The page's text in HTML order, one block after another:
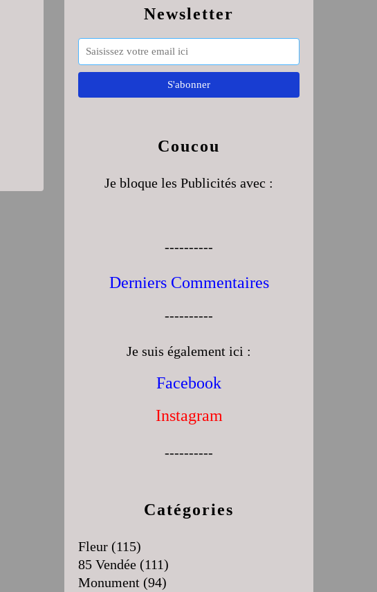
Newsletter
Catégories
Fleur (115)
85 Vendée (111)
Monument (94)
Coucou
Je bloque les Publicités avec :
----------
Derniers Commentaires
----------
Je suis également ici :
Facebook
Instagram
----------